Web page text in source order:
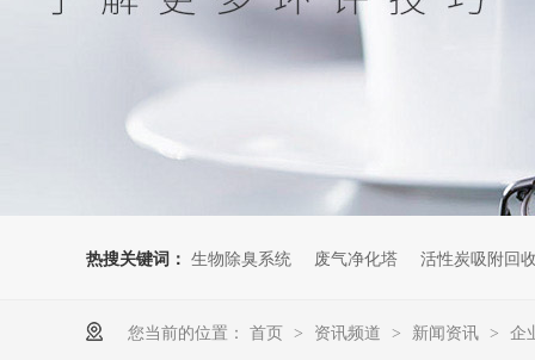
热搜关键词： 生物除臭系统 废气净化塔 活性炭吸附回
您当前的位置： 首页 > 资讯频道 > 新闻资讯 > 企